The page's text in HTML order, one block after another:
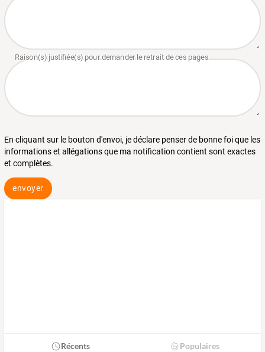
En cliquant sur le bouton d'envoi, je déclare penser de bonne foi que les
informations et allégations que ma notification contient sont exactes
et complètes.
envoyer
Récents Populaires